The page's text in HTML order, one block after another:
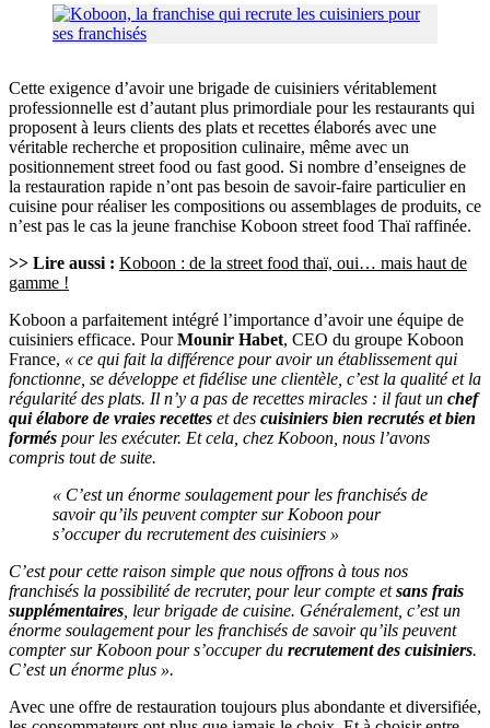
Cette exigence d’avoir une brigade de cuisiniers véritablement
professionnelle est d’autant plus primordiale pour les restaurants qui
proposent à leurs clients des plats et recettes élaborés avec une
véritable recherche et proposition culinaire, même avec un
positionnement street food ou fast good. Si nombre d’enseignes de
la restauration rapide n’ont pas besoin de savoir-faire particulier en
cuisine pour réaliser les compositions ou assemblages de produits, ce
n’est pas le cas la jeune franchise Koboon street food Thaï raffinée.
>> Lire aussi : Koboon : de la street food thaï, oui… mais haut de
gamme !
Koboon a parfaitement intégré l’importance d’avoir une équipe de
cuisiniers efficace. PourMounir Habet, CEO du groupe Koboon
France, « ce qui fait la différence pour avoir un établissement qui
fonctionne, se développe et fidélise une clientèle, c’est la qualité et la
régularité des plats. Il n’y a pas de recettes miracles : il faut un chef
qui élabore de vraies recettes et des cuisiniers bien recrutés et bien
formés pour les exécuter. Et cela, chez Koboon, nous l’avons
compris tout de suite.
« C’est un énorme soulagement pour les franchisés de
savoir qu’ils peuvent compter sur Koboon pour
s’occuper du recrutement des cuisiniers »
C’est pour cette raison simple que nous offrons à tous nos
franchisés la possibilité de recruter, pour leur compte etsans frais
supplémentaires, leur brigade de cuisine. Généralement, c’est un
énorme soulagement pour les franchisés de savoir qu’ils peuvent
compter sur Koboon pour s’occuper du recrutement des cuisiniers.
C’est un énorme plus ».
Avec une offre de restauration toujours plus abondante et diversifiée,